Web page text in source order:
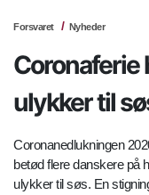
Forsvaret Nyheder
Coronaferie
ulykker til
Coronanedlukningen
betød flere danskere på
ulykker til søs. En